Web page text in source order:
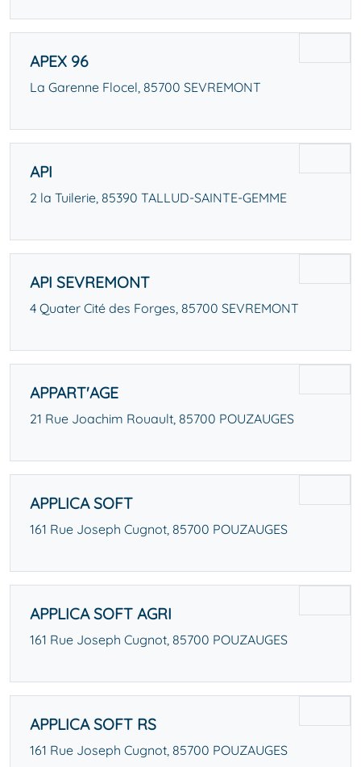
APEX 96
La Garenne Flocel, 85700 SEVREMONT
API
2 la Tuilerie, 85390 TALLUD-SAINTE-GEMME
API SEVREMONT
4 Quater Cité des Forges, 85700 SEVREMONT
APPART'AGE
21 Rue Joachim Rouault, 85700 POUZAUGES
APPLICA SOFT
161 Rue Joseph Cugnot, 85700 POUZAUGES
APPLICA SOFT AGRI
161 Rue Joseph Cugnot, 85700 POUZAUGES
APPLICA SOFT RS
161 Rue Joseph Cugnot, 85700 POUZAUGES